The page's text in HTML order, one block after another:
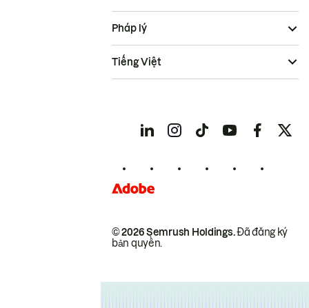
© 2026 Semrush Holdings.Đã đăng ký
bản quyền.
Pháp lý
Tiếng Việt